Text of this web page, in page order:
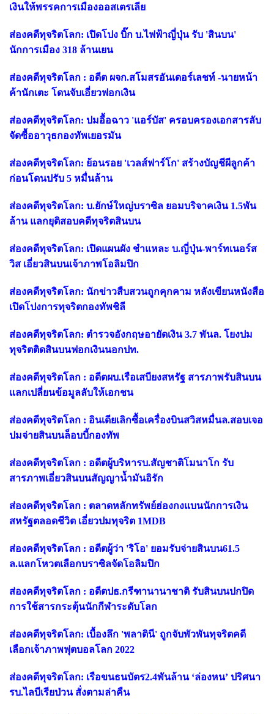
เงินให้พรรคการเมืองออสเตรเลีย
ส่องคดีทุจริตโลก: เปิดโปง บิ๊ก บ.ไฟฟ้าญี่ปุ่น รับ 'สินบน'
นักการเมือง 318 ล้านเยน
ส่องคดีทุจริตโลก : อดีต ผจก.สโมสรอันเดอร์เลชท์ -นายหน้า
ค้านักเตะ โดนจับเอี่ยวฟอกเงิน
ส่องคดีทุจริตโลก: ปมอื้อฉาว 'แอร์บัส' ครอบครองเอกสารลับ
จัดซื้ออาวุธกองทัพเยอรมัน
ส่องคดีทุจริตโลก: ย้อนรอย 'เวลส์ฟาร์โก' สร้างบัญชีผีลูกค้า
ก่อนโดนปรับ 5 หมื่นล้าน
ส่องคดีทุจริตโลก: บ.ยักษ์ใหญ่บราซิล ยอมบริจาคเงิน 1.5พัน
ล้าน แลกยุติสอบคดีทุจริตสินบน
ส่องคดีทุจริตโลก: เปิดแผนผัง ชำแหละ บ.ญี่ปุ่น-พาร์ทเนอร์ส
วิส เอี่ยวสินบนเจ้าภาพโอลิมปิก
ส่องคดีทุจริตโลก: นักข่าวสืบสวนถูกคุกคาม หลังเขียนหนังสือ
เปิดโปงการทุจริตกองทัพชิลี
ส่องคดีทุจริตโลก: ตำรวจอังกฤษอายัดเงิน 3.7 พันล. โยงปม
ทุจริตติดสินบนฟอกเงินนอกปท.
ส่องคดีทุจริตโลก : อดีตผบ.เรือเสบียงสหรัฐ สารภาพรับสินบน
แลกเปลี่ยนข้อมูลลับให้เอกชน
ส่องคดีทุจริตโลก : อินเดียเลิกซื้อเครื่องบินสวิสหมื่นล.สอบเจอ
ปมจ่ายสินบนล็อบบี้กองทัพ
ส่องคดีทุจริตโลก : อดีตผู้บริหารบ.สัญชาติโมนาโก รับ
สารภาพเอี่ยวสินบนสัญญาน้ำมันอิรัก
ส่องคดีทุจริตโลก : ตลาดหลักทรัพย์ฮ่องกงแบนนักการเงิน
สหรัฐตลอดชีวิต เอี่ยวปมทุจริต 1MDB
ส่องคดีทุจริตโลก : อดีตผู้ว่า 'ริโอ' ยอมรับจ่ายสินบน61.5
ล.แลกโหวตเลือกบราซิลจัดโอลิมปิก
ส่องคดีทุจริตโลก : อดีตปธ.กรีฑานานาชาติ รับสินบนปกปิด
การใช้สารกระตุ้นนักกีฬาระดับโลก
ส่องคดีทุจริตโลก: เบื้องลึก 'พลาตินี' ถูกจับพัวพันทุจริตคดี
เลือกเจ้าภาพฟุตบอลโลก 2022
ส่องคดีทุจริตโลก: เรือขนธนบัตร2.4พันล้าน ‘ล่องหน’ ปริศนา
รบ.ไลบีเรียป่วน สั่งตามล่าคืน